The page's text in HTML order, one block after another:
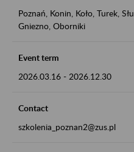
Poznań, Konin, Koło, Turek,
Gniezno, Oborniki
Event term
2026.03.16 - 2026.12.30
Contact
szkolenia_poznan2@zus.pl